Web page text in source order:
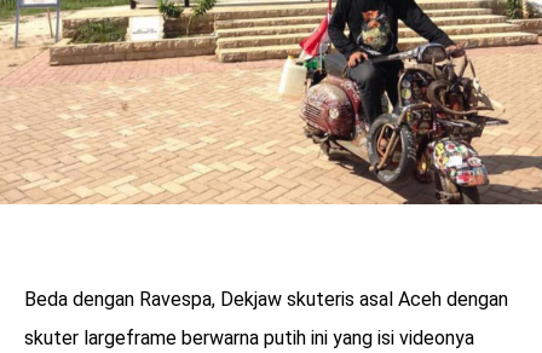
Beda dengan Ravespa, Dekjaw skuteris asal Aceh dengan
skuter largeframe berwarna putih ini yang isi videonya